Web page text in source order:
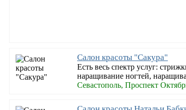
Салон красоты "Сакура"
Есть весь спектр услуг:
наращивание ногтей,
Севастополь, Проспект